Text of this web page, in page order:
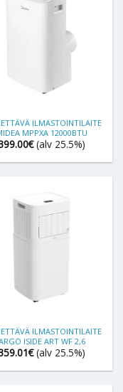
ILMASTOINTILAITE
MPPXA 12000BTU
€ (alv 25.5%)
ILMASTOINTILAITE
ISIDE ART WF 2,6
€ (alv 25.5%)